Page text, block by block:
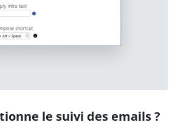
le suivi des emails ?